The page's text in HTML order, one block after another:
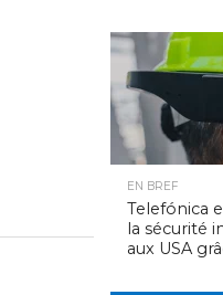
EN BREF
Telefónica
la sécurité
aux USA